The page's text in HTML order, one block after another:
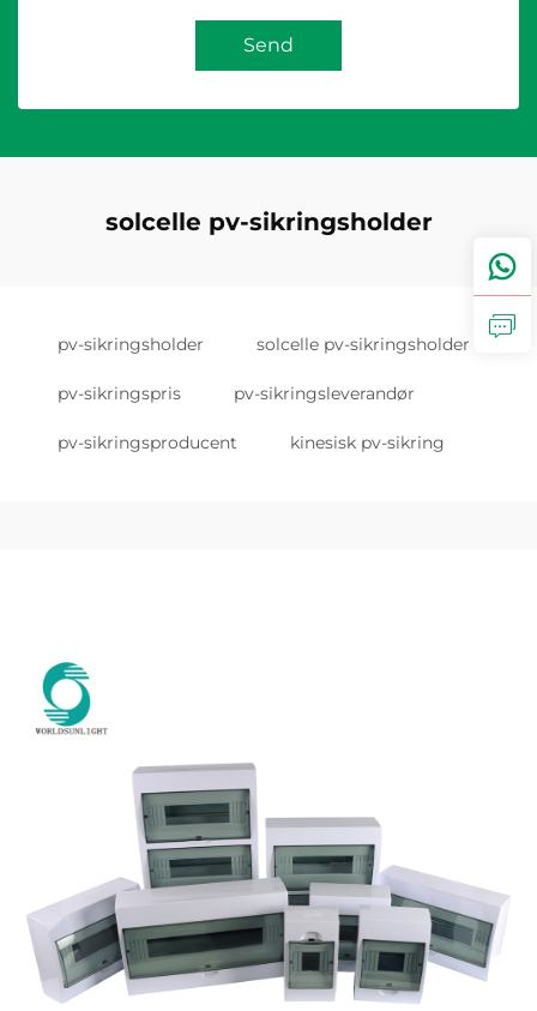
Send
solcelle pv-sikringsholder
pv-sikringsholder solcelle pv-sikringsholder
pv-sikringspris pv-sikringsleverandør
pv-sikringsproducent kinesisk pv-sikring